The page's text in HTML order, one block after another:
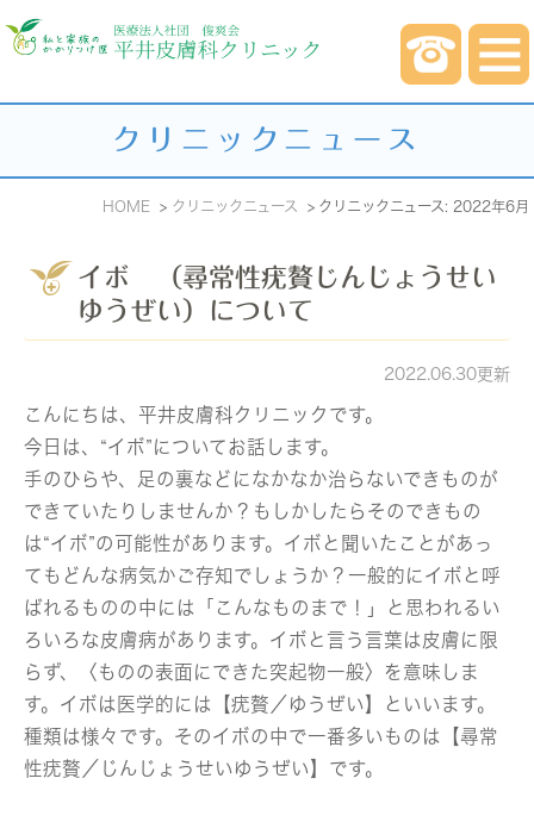
クリニックニュース
HOME クリニックニュース クリニックニュース: 2022年6月
イボ （尋常性疣贅じんじょうせい
ゆうぜい）について
2022.06.30更新
こんにちは、平井皮膚科クリニックです。
今日は、“イボ”についてお話します。
手のひらや、足の裏などになかなか治らないできものが
できていたりしませんか？もしかしたらそのできもの
は“イボ”の可能性があります。イボと聞いたことがあっ
てもどんな病気かご存知でしょうか？一般的にイボと呼
ばれるものの中には「こんなものまで！」と思われるい
ろいろな皮膚病があります。イボと言う言葉は皮膚に限
らず、〈ものの表面にできた突起物一般〉を意味しま
す。イボは医学的には【疣贅／ゆうぜい】といいます。
種類は様々です。そのイボの中で一番多いものは【尋常
性疣贅／じんじょうせいゆうぜい】です。